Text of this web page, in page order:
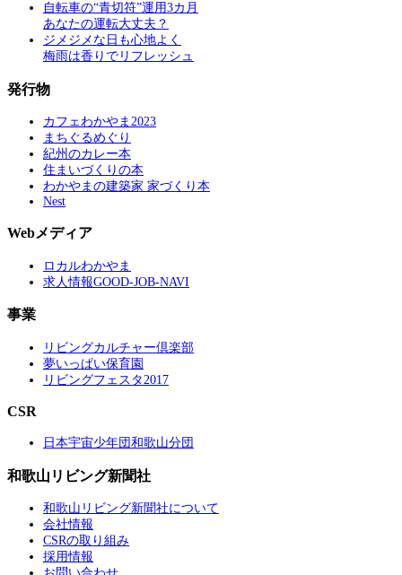
自転車の“青切符”運用3カ月
あなたの運転大丈夫？
ジメジメな日も心地よく
梅雨は香りでリフレッシュ
発行物
カフェわかやま2023
まちぐるめぐり
紀州のカレー本
住まいづくりの本
わかやまの建築家 家づくり本
Nest
Webメディア
ロカルわかやま
求人情報GOOD-JOB-NAVI
事業
リビングカルチャー倶楽部
夢いっぱい保育園
リビングフェスタ2017
CSR
日本宇宙少年団和歌山分団
和歌山リビング新聞社
和歌山リビング新聞社について
会社情報
CSRの取り組み
採用情報